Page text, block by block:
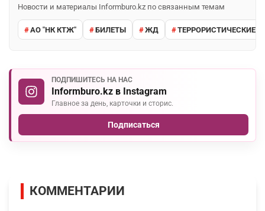
Новости и материалы Informburo.kz по связанным темам
АО "НК КТЖ" БИЛЕТЫ ЖД ТЕРРОРИСТИЧЕСКИЕ
ПОДПИШИТЕСЬ НА НАС
Informburo.kz в Instagram
Главное за день, карточки и сторис.
Подписаться
КОММЕНТАРИИ